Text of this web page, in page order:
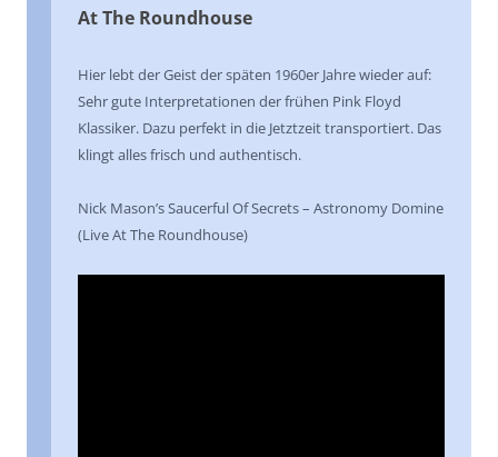
At The Roundhouse
Hier lebt der Geist der späten 1960er Jahre wieder auf:
Sehr gute Interpretationen der frühen Pink Floyd
Klassiker. Dazu perfekt in die Jetztzeit transportiert. Das
klingt alles frisch und authentisch.
Nick Mason’s Saucerful Of Secrets – Astronomy Domine
(Live At The Roundhouse)